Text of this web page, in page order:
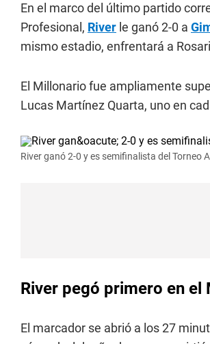
En el marco del último partido
Profesional, River le ganó 2-0 a
mismo estadio, enfrentará a
El Millonario fue ampliamente
Lucas Martínez Quarta, uno en
River ganó 2-0 y es semifinalista del Torneo
River pegó primero en el
El marcador se abrió a los 27